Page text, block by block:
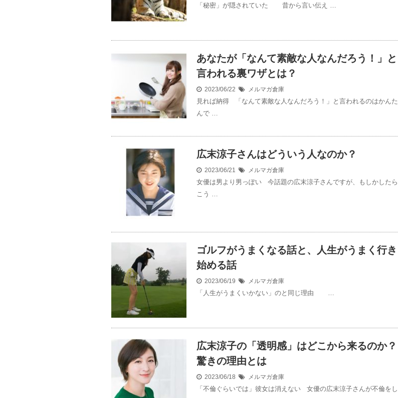
「秘密」が隠されていた 昔から言い伝え …
あなたが「なんて素敵な人なんだろう！」と
言われる裏ワザとは？
2023/06/22 メルマガ倉庫
見れば納得 「なんて素敵な人なんだろう！」と言われるのはかんた
んで …
広末涼子さんはどういう人なのか？
2023/06/21 メルマガ倉庫
女優は男より男っぽい 今話題の広末涼子さんですが、もしかしたら
こう …
ゴルフがうまくなる話と、人生がうまく行き
始める話
2023/06/19 メルマガ倉庫
「人生がうまくいかない」のと同じ理由 …
広末涼子の「透明感」はどこから来るのか？
驚きの理由とは
2023/06/18 メルマガ倉庫
「不倫ぐらいでは」彼女は消えない 女優の広末涼子さんが不倫をし